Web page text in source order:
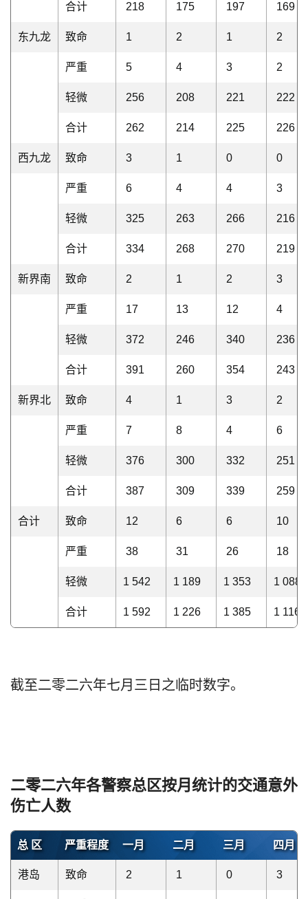
合计 218 175 197 169
东九龙 致命 1 2 1 2
严重 5 4 3 2
轻微 256 208 221 222
合计 262 214 225 226
西九龙 致命 3 1 0 0
严重 6 4 4 3
轻微 325 263 266 216
合计 334 268 270 219
新界南 致命 2 1 2 3
严重 17 13 12 4
轻微 372 246 340 236
合计 391 260 354 243
新界北 致命 4 1 3 2
严重 7 8 4 6
轻微 376 300 332 251
合计 387 309 339 259
合计 致命 12 6 6 10
严重 38 31 26 18
轻微 1 542 1 189 1 353 1
合计 1 592 1 226 1 385 1 116
截至二零二六年七月三日之临时数字。
二零二六年各警察总区按月统计的交通意外
伤亡人数
总 区 严重程度 一月 二月 三月 四月
港岛 致命 2 1 0 3